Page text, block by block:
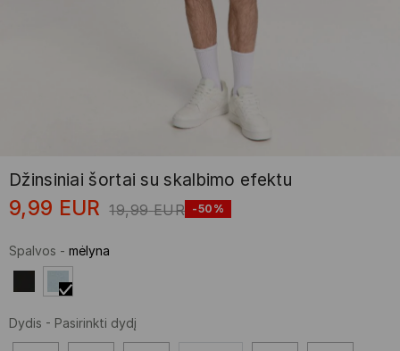
Džinsiniai šortai su skalbimo efektu
9,99 EUR 19,99 EUR -50%
Spalvos - mėlyna
Dydis - Pasirinkti dydį